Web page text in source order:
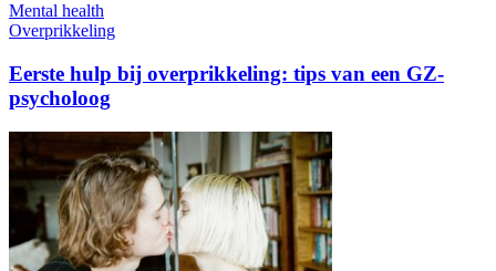
Mental health
Overprikkeling
Eerste hulp bij overprikkeling: tips van een GZ-
psycholoog